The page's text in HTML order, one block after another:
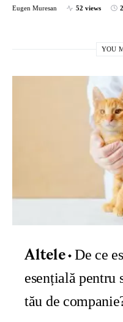
Eugen Muresan 52 views
YOU
Altele
De ce
esențială pentru
tău de